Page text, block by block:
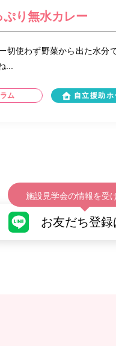
ぷり無水カレー
切使わず野菜から出た水分
...
ム 自立援助ホ
施設見学会の情報を受
お友だち登録